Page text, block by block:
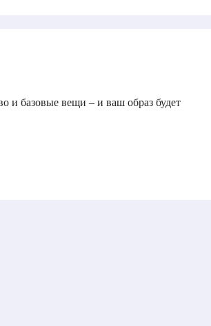
и базовые вещи – и ваш образ будет